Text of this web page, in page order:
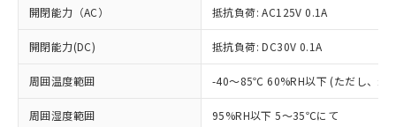
開閉能力（AC） 抵抗負荷: AC125V 0.1A
開閉能力(DC) 抵抗負荷: DC30V 0.1A
周囲温度範囲 -40～85℃ 60%RH以下 (ただし、氷
周囲湿度範囲 95%RH以下 5～35℃にて
※1 対応状況